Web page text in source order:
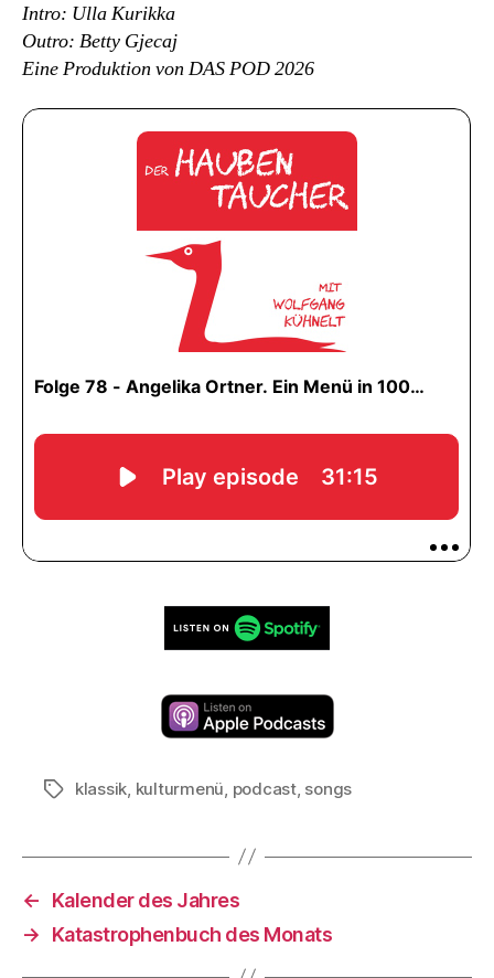
Intro: Ulla Kurikka
Outro: Betty Gjecaj
Eine Produktion von DAS POD 2026
Schlagwörter
klassik kulturmenü podcast, songs
←
Kalender des Jahres
→
Katastrophenbuch des Monats